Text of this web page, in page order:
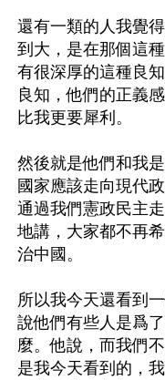
還有一類的人我覺
到大，是在那個這
有很深厚的這種良
良知，他們的正義
比我更要犀利。
然後就是他們和我
國家應該走向現代
通過我們憲政民主
地講，大家都不再
治中國。
所以我今天還看到
說他們有些人是爲
麼。他說，而我們
是我今天看到的，